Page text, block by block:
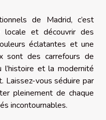
de Madrid, c’est
et découvrir des
éclatantes et une
sont des carrefours de
l’histoire et la modernité
Laissez-vous séduire par
pleinement de chaque
incontournables.